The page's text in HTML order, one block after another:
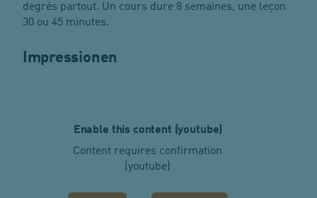
degrés partout. Un cours dure 8 semaines, une leçon
30 ou 45 minutes.
Impressionen
Enable this content (youtube)
Content requires confirmation
(youtube)